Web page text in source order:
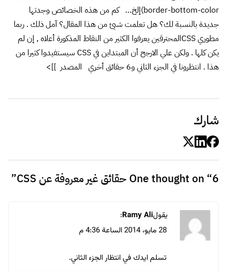
border-bottom-color)إلخ… كم من هذه الخصائص وجدتها
جديدة بالنسبة لك؟ هل تعلمت شيئ من هذا المقال؟ آمل ذلك . ربما
مطوري CSSالمحترقين يعرفوا الكثير من النقاط المذكورة أعلاه , إن لم
يكن كلها . ولكن علي الارجح أن المبتداين في CSS سيستفيدوا كثيرا من
هذا . انتظرونا في الجزء الثاني و6 حقائق أخري
المصدر ]]>
شارك
One thought on “6 حقائق غير معروفة عن CSS ”
يقولRamy Ali
:
28 مايو، 2014 الساعة 4:36 م
تسلم ايدك في انتظار الجزء الثاني.